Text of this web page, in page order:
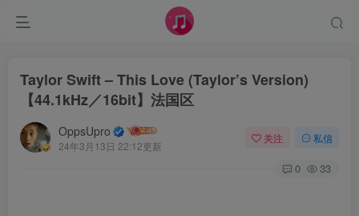
Taylor Swift – This Love (Taylor’s Version)
【44.1kHz／16bit】法国区
OppsUpro
24年3月13日 22:12更新
关注 私信
0 33